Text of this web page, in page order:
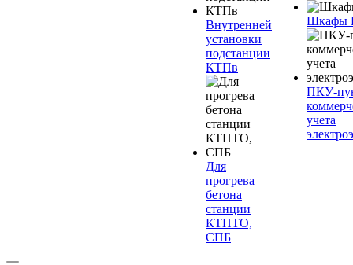
Внутренней
установки
подстанции
КТПв
Для
прогрева
бетона
станции
КТПТО,
СПБ
Шкафы
ПКУ-
учета